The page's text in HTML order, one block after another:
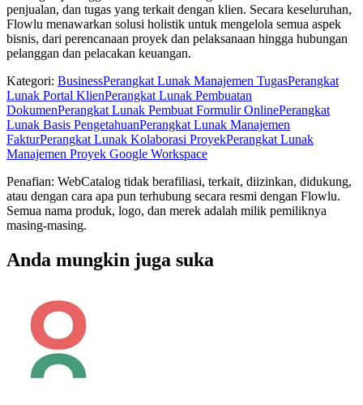
penjualan, dan tugas yang terkait dengan klien. Secara keseluruhan,
Flowlu menawarkan solusi holistik untuk mengelola semua aspek
bisnis, dari perencanaan proyek dan pelaksanaan hingga hubungan
pelanggan dan pelacakan keuangan.
Kategori: BusinessPerangkat Lunak Manajemen TugasPerangkat
Lunak Portal KlienPerangkat Lunak Pembuatan
DokumenPerangkat Lunak Pembuat Formulir OnlinePerangkat
Lunak Basis PengetahuanPerangkat Lunak Manajemen
FakturPerangkat Lunak Kolaborasi ProyekPerangkat Lunak
Manajemen Proyek Google Workspace
Penafian: WebCatalog tidak berafiliasi, terkait, diizinkan, didukung,
atau dengan cara apa pun terhubung secara resmi dengan Flowlu.
Semua nama produk, logo, dan merek adalah milik pemiliknya
masing-masing.
Anda mungkin juga suka